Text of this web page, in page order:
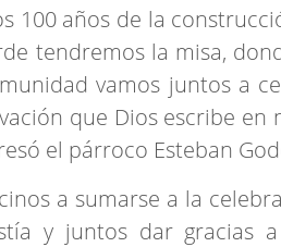
100 años de la
tendremos la misa,
vamos juntos a
que Dios escribe en
el párroco Esteban
a sumarse a la
y juntos dar gracias